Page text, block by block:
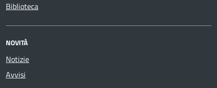
Biblioteca
NOVITÀ
Notizie
Avvisi